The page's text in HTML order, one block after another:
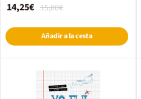
15,00€
14,25€
Añadir a la cesta